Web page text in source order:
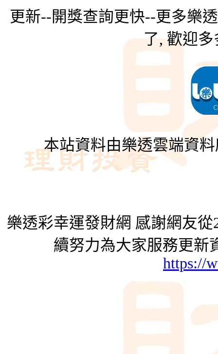
更新--開獎查詢更快--更多樂
了, 歡迎
本站資料由樂透雲端資
樂透彩幸運發財網 感謝網友
續努力為大家服務更新
https://